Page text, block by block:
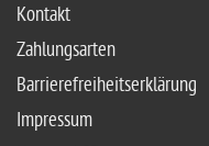
Kontakt
Zahlungsarten
Barrierefreiheitserklärung
Impressum